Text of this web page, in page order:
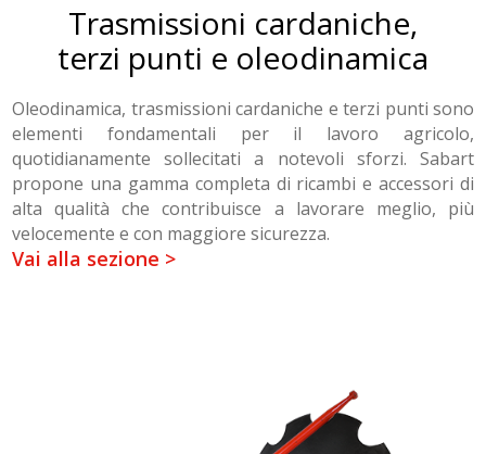
Trasmissioni cardaniche,
terzi punti e oleodinamica
Oleodinamica, trasmissioni cardaniche e terzi punti sono
elementi fondamentali per il lavoro agricolo,
quotidianamente sollecitati a notevoli sforzi. Sabart
propone una gamma completa di ricambi e accessori di
alta qualità che contribuisce a lavorare meglio, più
velocemente e con maggiore sicurezza.
Vai alla sezione >